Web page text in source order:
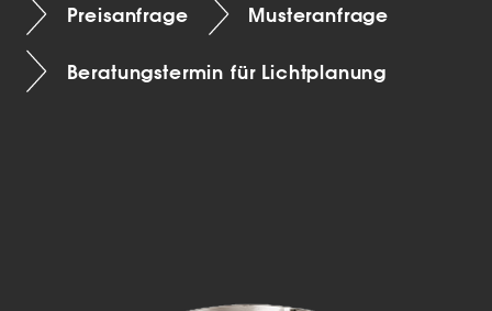
Preisanfrage Musteranfrage
Beratungstermin für Lichtplanung